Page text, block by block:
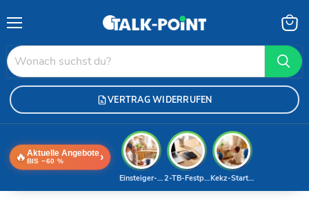
VERTRAG WIDERRUFEN
🔥 Aktuelle Angebote
BIS −60 % ›
Kekz-Starterset
2-TB-Festplatte
Einsteiger-Handy